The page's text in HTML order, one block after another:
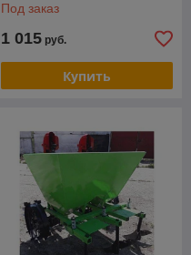
Под заказ
1 015 руб.
Купить